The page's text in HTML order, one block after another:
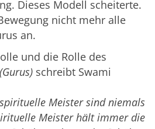
Dieses Modell scheiterte.
nicht mehr alle
an.
und die Rolle des
schreibt Swami
Meister sind niemals
Meister hält immer die